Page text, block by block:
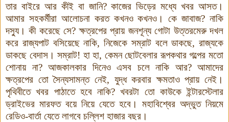
তার বাইরে আর কীই বা জানি?কাজের ভিড়ের মধ্যে খবর আসত।
আমার সহকর্মীরা আলোচনা করত কখনও কখনও। কে জাবাজ? নাকি
দস্যু।কী করেছে সে? ক্ষত্রপের প্রায় জনশূন্য গোটা উত্তরমেরু দখল
করে রাজ্যপাট বসিয়েছে নাকি, নিজেকে সম্রাট বলে ডাকছে, রাজ্যকে
ডাকছে বেদাস। সম্রাট! হা হা, কেমন ছোটবেলার রূপকথার গল্পের মতো
শোনায় না? আজকালকার দিনেও এসব চলে নাকি আর? আমাদের
ক্ষত্রপের তো সৈন্যসামন্ত নেই, যুদ্ধ করবার ক্ষমতাও প্রায় নেই।
পৃথিবীতে খবর পাঠাতে হবে নাকি? খবরটা তো কাউকে ইন্টারস্টেলার
ড্রাইভের মারফত বয়ে নিয়ে যেতে হবে। মহাবিশ্বের অদ্ভুত নিয়মে
রেডিও-বার্তা যেতে লাগবে চল্লিশ হাজার বছর ।